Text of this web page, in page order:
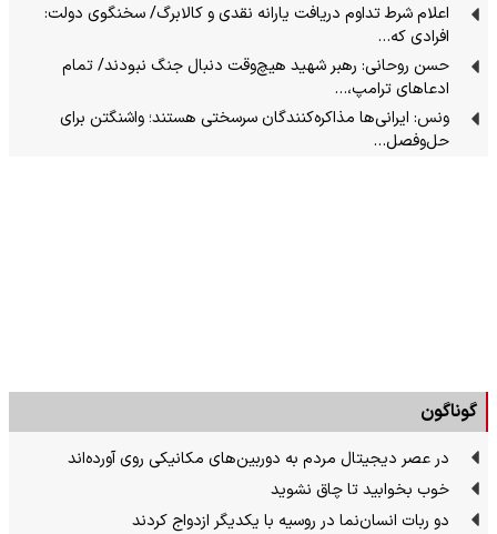
اعلام شرط تداوم دریافت یارانه نقدی و کالابرگ/ سخنگوی دولت:
افرادی که…
حسن روحانی: رهبر شهید هیچ‌وقت دنبال جنگ نبودند/ تمام
ادعاهای ترامپ،…
ونس: ایرانی‌ها مذاکره‌کنندگان سرسختی هستند؛ واشنگتن برای
حل‌وفصل…
گوناگون
در عصر دیجیتال مردم به دوربین‌های مکانیکی روی آورده‌اند
خوب بخوابید تا چاق نشوید
دو ربات انسان‌نما در روسیه با یکدیگر ازدواج کردند